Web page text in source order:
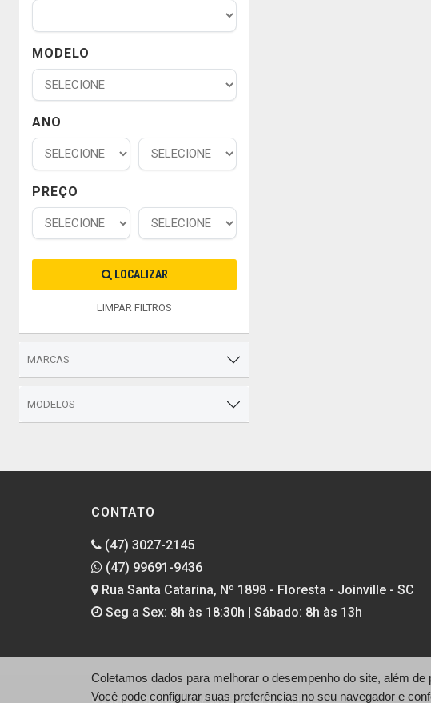
MODELO
ANO
PREÇO
LOCALIZAR
LIMPAR FILTROS
MARCAS
MODELOS
CONTATO
(47) 3027-2145
(47) 99691-9436
Rua Santa Catarina, Nº 1898 - Floresta - Joinville - SC
Seg a Sex: 8h às 18:30h | Sábado: 8h às 13h
© Daucar Veículos - http://daucarveiculos.com.br/
Coletamos dados para melhorar o desempenho do site, além
Você pode configurar suas preferências no seu navegador e